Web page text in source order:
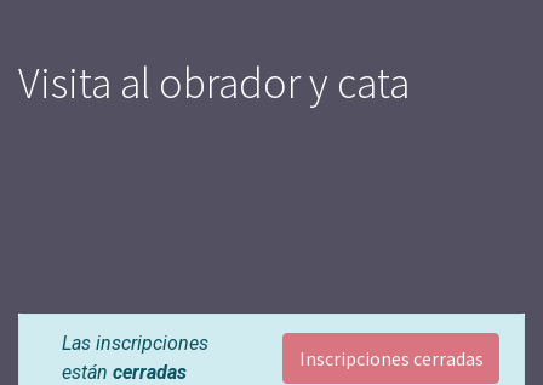
Visita al obrador y cata
Las inscripciones
están cerradas
Inscripciones cerradas